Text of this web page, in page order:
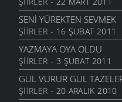
YAR ACISIN
2 HAZIRAN 2006
GETTI GEDANIM GETTI
26 ARALIK 2005
VAY BENI VAYLAR BENI
26 ARALIK 2005
SENI YÜREKTEN SEVMEK
ŞIIRLER - 16 ŞUBAT 2011
YAZMAYA OYA OLDU
ŞIIRLER - 3 ŞUBAT 2011
GÜL VURUR GÜL
ŞIIRLER - 20 ARALIK 2010